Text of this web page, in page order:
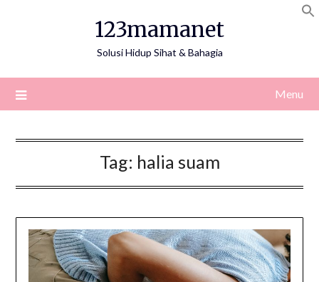
123mamanet
Solusi Hidup Sihat & Bahagia
Menu
Tag: halia suam